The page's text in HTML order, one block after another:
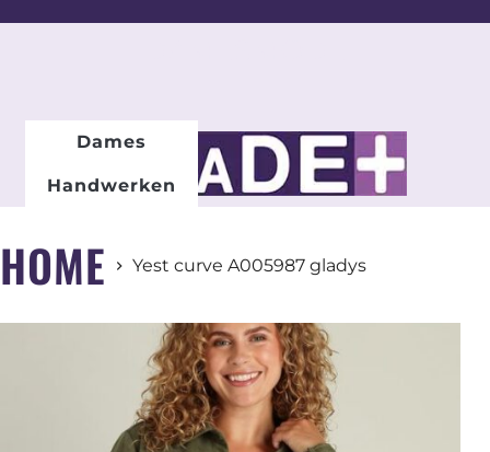
Dames
Handwerken
HOME Yest curve A005987 gladys